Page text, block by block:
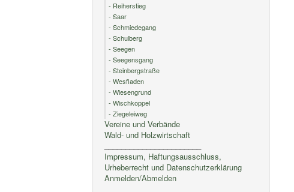
- Reiherstieg
- Saar
- Schmiedegang
- Schulberg
- Seegen
- Seegensgang
- Steinbergstraße
- Wesfladen
- Wiesengrund
- Wischkoppel
- Ziegeleiweg
Vereine und Verbände
Wald- und Holzwirtschaft
Impressum, Haftungsausschluss,
Urheberrecht und Datenschutzerklärung
Anmelden/Abmelden